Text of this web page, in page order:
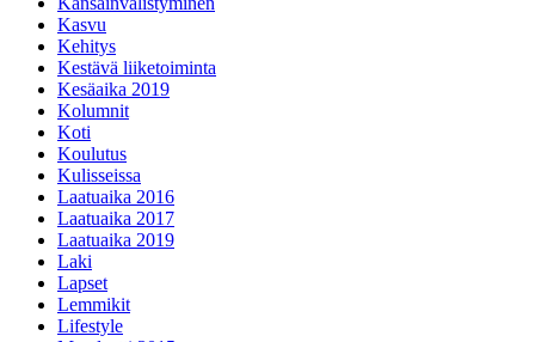
Kasvu
Kehitys
Kestävä liiketoiminta
Kesäaika 2019
Kolumnit
Koti
Koulutus
Kulisseissa
Laatuaika 2016
Laatuaika 2017
Laatuaika 2019
Laki
Lapset
Lemmikit
Lifestyle